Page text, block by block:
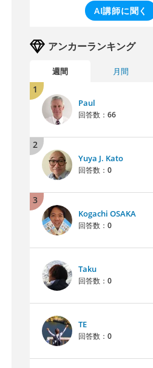
AI講師に聞く
アンカーランキング
週間 月間
1
Paul
回答数： 66
2
Yuya J. Kato
回答数： 0
3
Kogachi OSAKA
回答数： 0
Taku
回答数： 0
TE
回答数： 0